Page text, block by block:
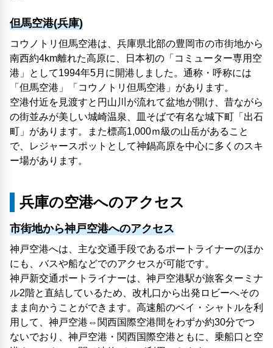
但馬空港(兵庫)
コウノトリ但馬空港は、兵庫県北部の豊岡市の市街地から
南西約4km離れた高原に、日本初の「コミューター専用空
港」として1994年5月に開港しました。通称・呼称には
「但馬空港」「コウノトリ但馬空港」があります。
空港付近を見渡すと円山川が流れて盆地が開け、昔ながら
の街並みが美しい城崎温泉、皿そばで有名な城下町「出石
町」があります。また標高1,000ｍ級の山岳があること
で、レジャースポットとして神鍋高原を中心に多くのスキ
ー場があります。
兵庫の空港へのアクセス
市街地から神戸空港へのアクセス
神戸空港へは、主な交通手段であるポートライナーのほか
にも、バスや船などでのアクセスが可能です。
神戸新交通ポートライナーは、神戸空港駅が旅客ターミナ
ル2階と直結しているため、改札口から出発ロビーへその
まま向かうことができます。高速船のベイ・シャトルを利
用して、神戸空港⇔関西国際空港間をわずか約30分でつ
ないでおり、神戸空港・関西国際空港ともに、乗船口と空